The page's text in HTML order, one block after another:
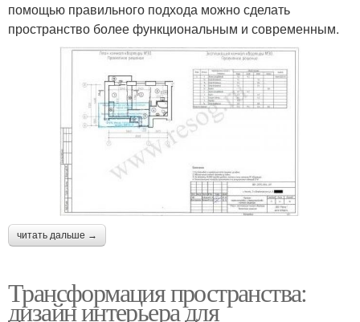
помощью правильного подхода можно сделать
пространство более функциональным и современным.
читать дальше →
Трансформация пространства:
дизайн интерьера для